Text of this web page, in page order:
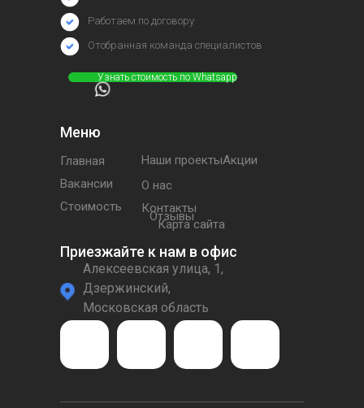
Алексеевская улица, 1,
Дзержинский,
Московская область
Меню
Главная
Вакансии
Стоимость
Наши проектыАкции
О нас
Контакты
Приезжайте к нам в офис
Работаем по договору
⠀⠀⠀⠀Узнать стоимость по Whatsapp
Отобранная команда специалистов
Отзывы
Карта сайта